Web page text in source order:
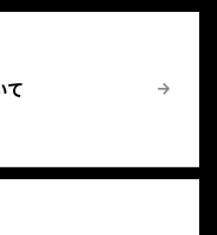
て